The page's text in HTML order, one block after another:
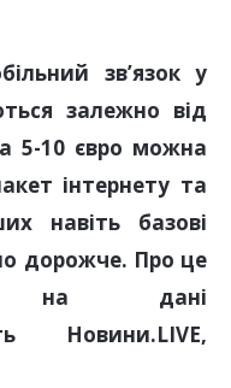
зв’язок у
залежно від
5-10 євро можна
інтернету та
навіть базові
дорожче. Про це
на дані
Новини.LIVE,